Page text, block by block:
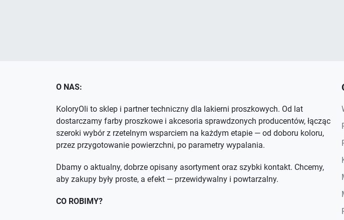
O NAS:
KoloryOli to sklep i partner techniczny dla lakierni proszkowych. Od lat
dostarczamy farby proszkowe i akcesoria sprawdzonych producentów, łącząc
szeroki wybór z rzetelnym wsparciem na każdym etapie — od doboru koloru,
przez przygotowanie powierzchni, po parametry wypalania.
Dbamy o aktualny, dobrze opisany asortyment oraz szybki kontakt. Chcemy,
aby zakupy były proste, a efekt — przewidywalny i powtarzalny.
CO ROBIMY?